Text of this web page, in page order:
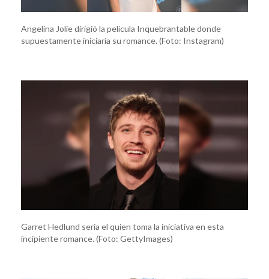
Angelina Jolie dirigió la película Inquebrantable donde
supuestamente iniciaría su romance. (Foto: Instagram)
Garret Hedlund sería el quien toma la iniciativa en esta
incipiente romance. (Foto: GettyImages)